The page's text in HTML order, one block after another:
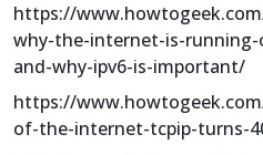
https://
why-the-internet-is-
and-why-ipv6-is-important/
https://
of-the-internet-tcpip-turns-